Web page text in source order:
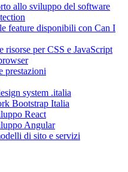
allo sviluppo del software
feature disponibili con Can I
risorse per CSS e JavaScript
prestazioni
system .italia
Bootstrap Italia
React
Angular
di sito e servizi